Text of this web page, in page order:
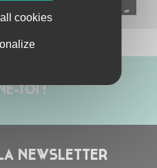
TOI !
NEWSLETTER
cookies